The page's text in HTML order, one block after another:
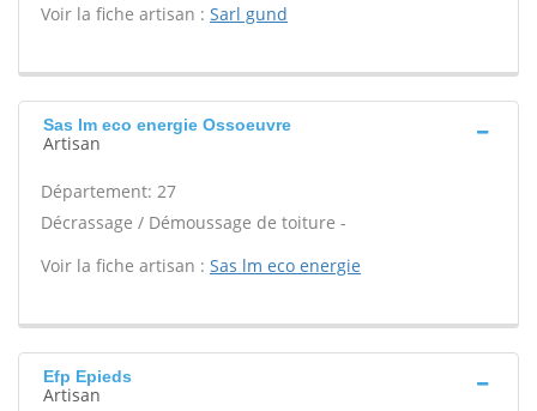
Voir la fiche artisan : Sarl gund
Sas lm eco energie Ossoeuvre
Artisan
Département: 27
Décrassage / Démoussage de toiture -
Voir la fiche artisan : Sas lm eco energie
Efp Epieds
Artisan